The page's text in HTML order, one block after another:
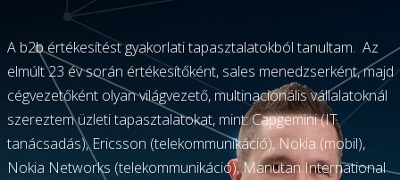
A b2b értékesítést gyakorlati tapasztalatokból tanultam. Az
elmúlt 23 év során értékesítőként, sales menedzserként, majd
cégvezetőként olyan világvezető, multinacionális vállalatoknál
szereztem üzleti tapasztalatokat, mint: Capgemini (IT
tanácsadás), Ericsson (telekommunikáció), Nokia (mobil),
Nokia Networks (telekommunikáció), Manutan International